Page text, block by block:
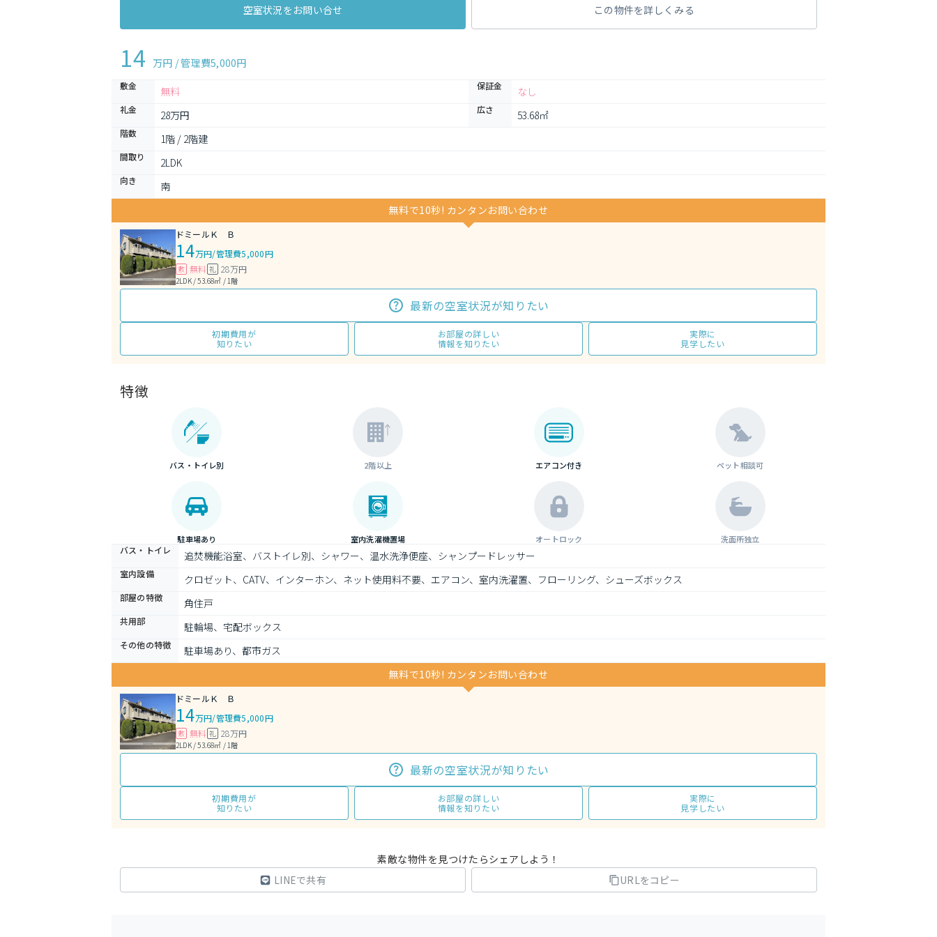
空室状況をお問い合せ この物件を詳しくみる
14 万円 / 管理費5,000円
敷金 無料 保証金 なし
礼金 28万円 広さ 53.68㎡
階数 1階 / 2階建
間取り 2LDK
向き
南
無料で10秒! カンタンお問い合わせ
ドミールＫ Ｂ
14万円/管理費5,000円
敷 無料 礼 28万円
2LDK / 53.68㎡ / 1階
最新の空室状況が知りたい
初期費用が
知りたい
お部屋の詳しい
情報を知りたい
実際に
見学したい
特徴
バス・トイレ別 2階以上 エアコン付き ペット相談可
駐車場あり 室内洗濯機置場 オートロック 洗面所独立
バス・トイレ 追焚機能浴室、バストイレ別、シャワー、温水洗浄便座、シャンプードレッサー
室内設備 クロゼット、CATV、インターホン、ネット使用料不要、エアコン、室内洗濯置、フローリング、シューズボックス
部屋の特徴 角住戸
共用部 駐輪場、宅配ボックス
その他の特徴
駐車場あり、都市ガス
無料で10秒! カンタンお問い合わせ
ドミールＫ Ｂ
14万円/管理費5,000円
敷 無料 礼 28万円
2LDK / 53.68㎡ / 1階
最新の空室状況が知りたい
初期費用が
知りたい
お部屋の詳しい
情報を知りたい
実際に
見学したい
素敵な物件を見つけたらシェアしよう！
LINEで共有
URLをコピー